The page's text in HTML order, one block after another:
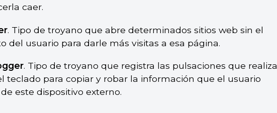
caer.
. Tipo de troyano que abre determinados sitios web sin el
del usuario para darle más visitas a esa página.
. Tipo de troyano que registra las pulsaciones que realiza
teclado para copiar y robar la información que el usuario
este dispositivo externo.